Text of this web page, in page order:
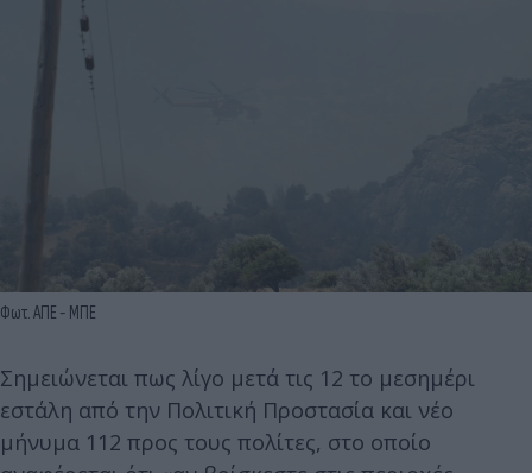
Φωτ. ΑΠΕ - ΜΠΕ
Σημειώνεται πως λίγο μετά τις 12 το μεσημέρι
εστάλη από την Πολιτική Προστασία και νέο
μήνυμα 112 προς τους πολίτες, στο οποίο